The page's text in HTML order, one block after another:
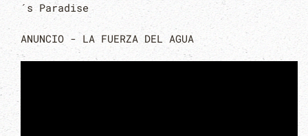
´s Paradise
ANUNCIO - LA FUERZA DEL AGUA